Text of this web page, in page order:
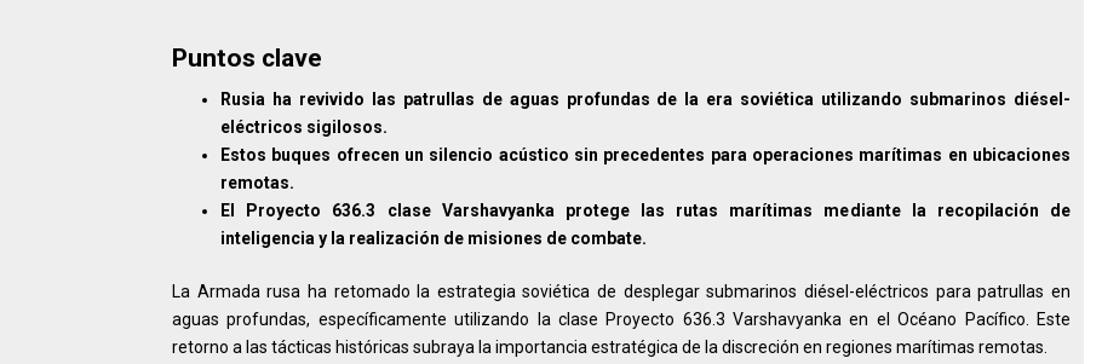
Puntos clave
Rusia ha revivido las patrullas de aguas profundas de la era soviética utilizando submarinos diésel-
eléctricos sigilosos.
Estos buques ofrecen un silencio acústico sin precedentes para operaciones marítimas en ubicaciones
remotas.
El Proyecto 636.3 clase Varshavyanka protege las rutas marítimas mediante la recopilación de
inteligencia y la realización de misiones de combate.
La Armada rusa ha retomado la estrategia soviética de desplegar submarinos diésel-eléctricos para patrullas en
aguas profundas, específicamente utilizando la clase Proyecto 636.3 Varshavyanka en el Océano Pacífico. Este
retorno a las tácticas históricas subraya la importancia estratégica de la discreción en regiones marítimas remotas.